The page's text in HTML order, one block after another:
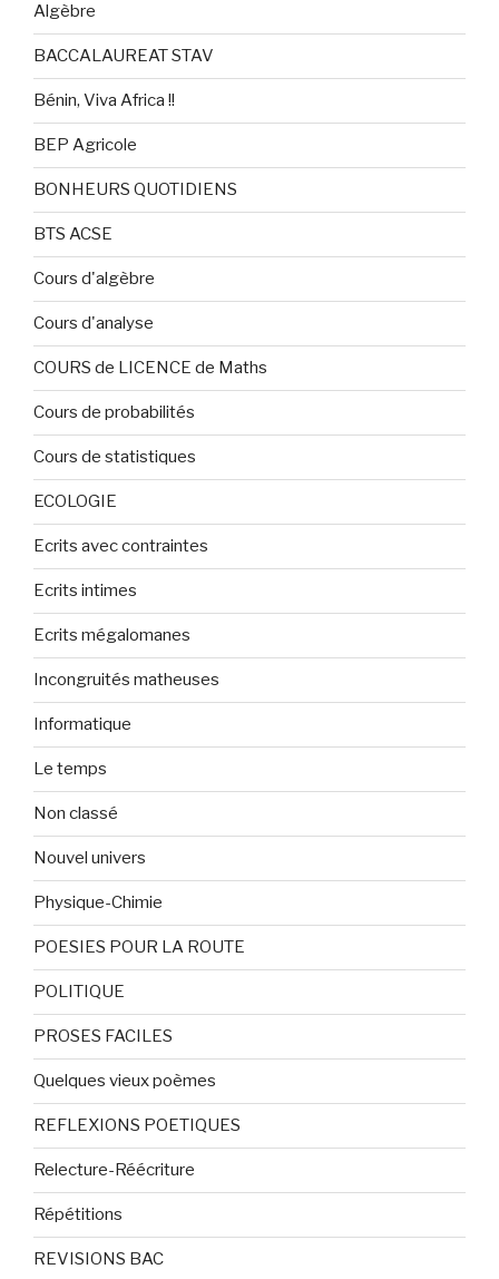
Algèbre
BACCALAUREAT STAV
Bénin, Viva Africa !!
BEP Agricole
BONHEURS QUOTIDIENS
BTS ACSE
Cours d'algèbre
Cours d'analyse
COURS de LICENCE de Maths
Cours de probabilités
Cours de statistiques
ECOLOGIE
Ecrits avec contraintes
Ecrits intimes
Ecrits mégalomanes
Incongruités matheuses
Informatique
Le temps
Non classé
Nouvel univers
Physique-Chimie
POESIES POUR LA ROUTE
POLITIQUE
PROSES FACILES
Quelques vieux poèmes
REFLEXIONS POETIQUES
Relecture-Réécriture
Répétitions
REVISIONS BAC